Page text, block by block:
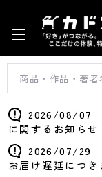
2026/08/07
に関するお知らせ
2026/07/29
お届け遅延につき